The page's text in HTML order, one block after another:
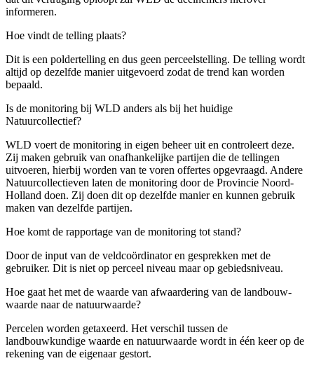
informeren.
Hoe vindt de telling plaats?
Dit is een poldertelling en dus geen perceelstelling. De telling wordt
altijd op dezelfde manier uitgevoerd zodat de trend kan worden
bepaald.
Is de monitoring bij WLD anders als bij het huidige
Natuurcollectief?
WLD voert de monitoring in eigen beheer uit en controleert deze.
Zij maken gebruik van onafhankelijke partijen die de tellingen
uitvoeren, hierbij worden van te voren offertes opgevraagd. Andere
Natuurcollectieven laten de monitoring door de Provincie Noord-
Holland doen. Zij doen dit op dezelfde manier en kunnen gebruik
maken van dezelfde partijen.
Hoe komt de rapportage van de monitoring tot stand?
Door de input van de veldcoördinator en gesprekken met de
gebruiker. Dit is niet op perceel niveau maar op gebiedsniveau.
Hoe gaat het met de waarde van afwaardering van de landbouw-
waarde naar de natuurwaarde?
Percelen worden getaxeerd. Het verschil tussen de
landbouwkundige waarde en natuurwaarde wordt in één keer op de
rekening van de eigenaar gestort.